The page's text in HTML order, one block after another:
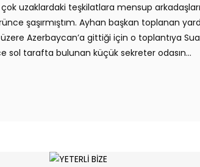
uzaklardaki teşkilatlara mensup
şaşırmıştım. Ayhan başkan toplanan
Azerbaycan’a gittiği için o toplantıya
sol tarafta bulunan küçük sekreter odasın...